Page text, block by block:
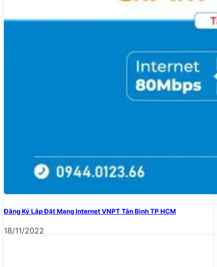
Đăng Ký Lắp Đặt Mạng Internet VNPT Tân Bình TP HCM
18/11/2022